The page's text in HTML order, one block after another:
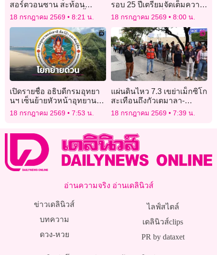
สอร์ตวอนซาน สะท้อน
สัมพันธ์เกาหลีเหนือดีขึ้น
18 กรกฎาคม 2569 8:21 น.
รอบ 25 ปีเตรียมจัดเต็มความ
สนุกแบบโปรแม็กซ์ในในไทย
18 กรกฎาคม 2569 8:00 น.
เปิดรายชื่อ อธิบดีกรมอุทยา
นฯ เซ็นย้ายหัวหน้าอุทยานฯ
ดัง 4 แห่งรวด มีผลทันที
18 กรกฎาคม 2569 7:53 น.
แผ่นดินไหว 7.3 เขย่าเม็กซิโก
สะเทือนถึงกัวเตมาลา-
เอลซัลวาดอร์
18 กรกฎาคม 2569 7:39 น.
อ่านความจริง อ่านเดลินิวส์
ข่าวเดลินิวส์
บทความ
ดวง-หวย
ไลฟ์สไตล์
เดลินิวส์clips
PR by dataxet